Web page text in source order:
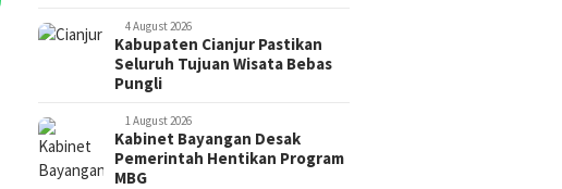
4 August 2026
Kabupaten Cianjur Pastikan
Seluruh Tujuan Wisata Bebas
Pungli
1 August 2026
Kabinet Bayangan Desak
Pemerintah Hentikan Program
MBG